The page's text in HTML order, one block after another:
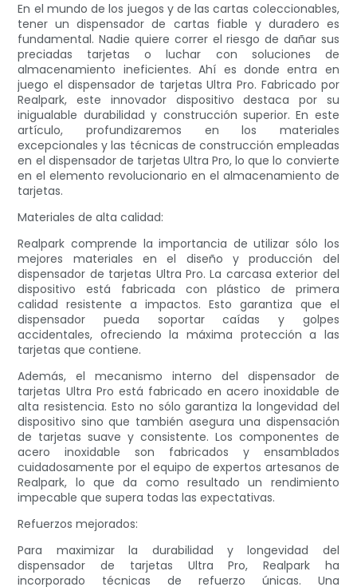
En el mundo de los juegos y de las cartas coleccionables,
tener un dispensador de cartas fiable y duradero es
fundamental. Nadie quiere correr el riesgo de dañar sus
preciadas tarjetas o luchar con soluciones de
almacenamiento ineficientes. Ahí es donde entra en
juego el dispensador de tarjetas Ultra Pro. Fabricado por
Realpark, este innovador dispositivo destaca por su
inigualable durabilidad y construcción superior. En este
artículo, profundizaremos en los materiales
excepcionales y las técnicas de construcción empleadas
en el dispensador de tarjetas Ultra Pro, lo que lo convierte
en el elemento revolucionario en el almacenamiento de
tarjetas.
Materiales de alta calidad:
Realpark comprende la importancia de utilizar sólo los
mejores materiales en el diseño y producción del
dispensador de tarjetas Ultra Pro. La carcasa exterior del
dispositivo está fabricada con plástico de primera
calidad resistente a impactos. Esto garantiza que el
dispensador pueda soportar caídas y golpes
accidentales, ofreciendo la máxima protección a las
tarjetas que contiene.
Además, el mecanismo interno del dispensador de
tarjetas Ultra Pro está fabricado en acero inoxidable de
alta resistencia. Esto no sólo garantiza la longevidad del
dispositivo sino que también asegura una dispensación
de tarjetas suave y consistente. Los componentes de
acero inoxidable son fabricados y ensamblados
cuidadosamente por el equipo de expertos artesanos de
Realpark, lo que da como resultado un rendimiento
impecable que supera todas las expectativas.
Refuerzos mejorados:
Para maximizar la durabilidad y longevidad del
dispensador de tarjetas Ultra Pro, Realpark ha
incorporado técnicas de refuerzo únicas. Una